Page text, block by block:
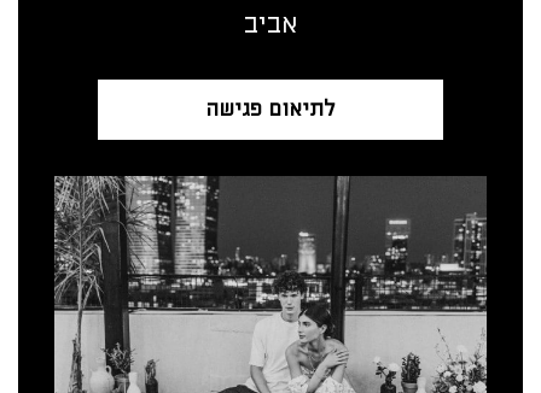
אביב
לתיאום פגישה